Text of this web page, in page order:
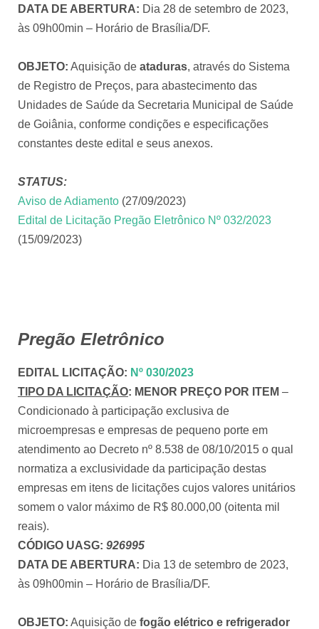
DATA DE ABERTURA: Dia 28 de setembro de 2023,
às 09h00min – Horário de Brasília/DF.
OBJETO: Aquisição de ataduras, através do Sistema
de Registro de Preços, para abastecimento das
Unidades de Saúde da Secretaria Municipal de Saúde
de Goiânia, conforme condições e especificações
constantes deste edital e seus anexos.
STATUS:
Aviso de Adiamento (27/09/2023)
Edital de Licitação Pregão Eletrônico Nº 032/2023
(15/09/2023)
Pregão Eletrônico
EDITAL LICITAÇÃO: Nº 030/2023
TIPO DA LICITAÇÃO: MENOR PREÇO POR ITEM –
Condicionado à participação exclusiva de
microempresas e empresas de pequeno porte em
atendimento ao Decreto nº 8.538 de 08/10/2015 o qual
normatiza a exclusividade da participação destas
empresas em itens de licitações cujos valores unitários
somem o valor máximo de R$ 80.000,00 (oitenta mil
reais).
CÓDIGO UASG: 926995
DATA DE ABERTURA: Dia 13 de setembro de 2023,
às 09h00min – Horário de Brasília/DF.
OBJETO: Aquisição de fogão elétrico e refrigerador